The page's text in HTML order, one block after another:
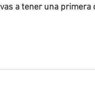
a tener una primera